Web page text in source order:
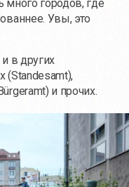
много городов, где
Увы, это
в других
(Standesamt),
и прочих.